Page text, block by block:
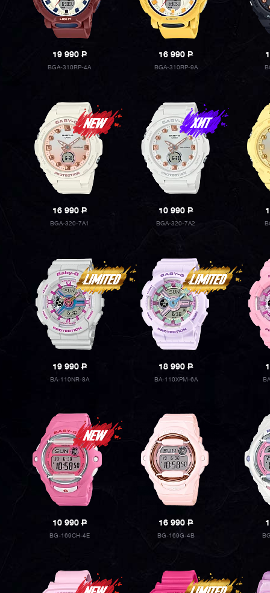
19 990P
BGA-310RP-4A
16 990P
BGA-310RP-9A
16 990P
BGA-320-7A1
10 990P
BGA-320-7A2
19 990P
BA-110NR-8A
18 990P
BA-110XPM-6A
10 990P
BG-169CH-4E
16 990P
BG-169G-4B